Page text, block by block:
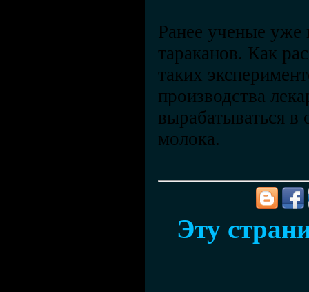
Ранее ученые уже
тараканов. Как
таких
производства
вырабатываться в
молока.
Эту